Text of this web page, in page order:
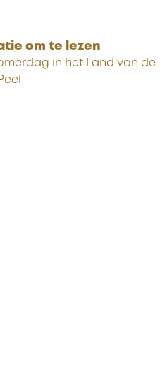
om te lezen
in het Land van de